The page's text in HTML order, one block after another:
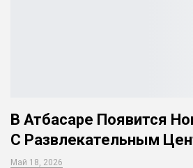
В Атбасаре Появится
С Развлекательным
Май 18, 2026